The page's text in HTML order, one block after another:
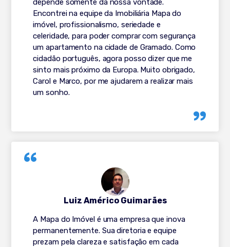
depende somente da nossa vontade.
Encontrei na equipe da Imobiliária Mapa do
imóvel, profissionalismo, seriedade e
celeridade, para poder comprar com segurança
um apartamento na cidade de Gramado. Como
cidadão português, agora posso dizer que me
sinto mais próximo da Europa. Muito obrigado,
Carol e Marco, por me ajudarem a realizar mais
um sonho.
A Mapa do Imóvel é uma empresa que inova
permanentemente. Sua diretoria e equipe
prezam pela clareza e satisfação em cada
Luiz Américo Guimarães